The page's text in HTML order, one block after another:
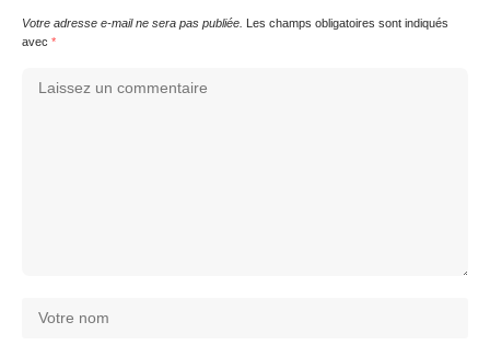
Votre adresse e-mail ne sera pas publiée. Les champs obligatoires sont indiqués
avec *